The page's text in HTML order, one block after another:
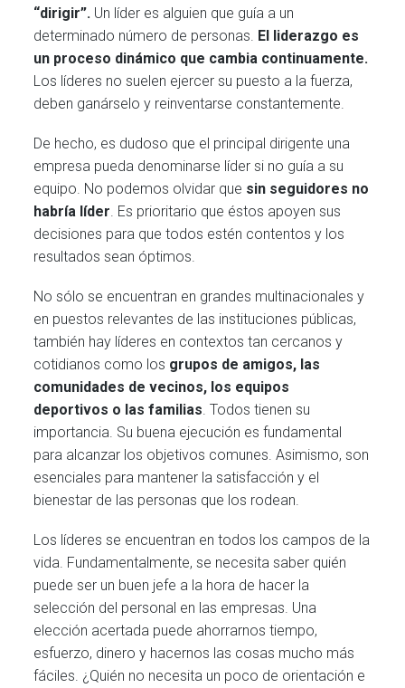
“dirigir”. Un líder es alguien que guía a un
determinado número de personas. El liderazgo es
un proceso dinámico que cambia continuamente.
Los líderes no suelen ejercer su puesto a la fuerza,
deben ganárselo y reinventarse constantemente.
De hecho, es dudoso que el principal dirigente una
empresa pueda denominarse líder si no guía a su
equipo. No podemos olvidar que sin seguidores no
habría líder . Es prioritario que éstos apoyen sus
decisiones para que todos estén contentos y los
resultados sean óptimos.
No sólo se encuentran en grandes multinacionales y
en puestos relevantes de las instituciones públicas,
también hay líderes en contextos tan cercanos y
cotidianos como los grupos de amigos, las
comunidades de vecinos, los equipos
deportivos o las familias. Todos tienen su
importancia. Su buena ejecución es fundamental
para alcanzar los objetivos comunes. Asimismo, son
esenciales para mantener la satisfacción y el
bienestar de las personas que los rodean.
Los líderes se encuentran en todos los campos de la
vida. Fundamentalmente, se necesita saber quién
puede ser un buen jefe a la hora de hacer la
selección del personal en las empresas. Una
elección acertada puede ahorrarnos tiempo,
esfuerzo, dinero y hacernos las cosas mucho más
fáciles. ¿Quién no necesita un poco de orientación e